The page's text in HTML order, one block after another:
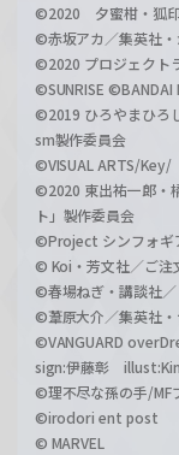
©2020 夕蜜柑・狐印
©赤坂アカ／集英社
©2020 プロジェクト
©SUNRISE
©2019 ひろやまひろ
sm製作委員会
©VISUAL ARTS/Key/
©2020 東出祐一郎・
ト」製作委員会
©Project シンフォギ
© Koi・芳文社／ご注
©春場ねぎ・講談社
©葦原大介／集英社
©VANGUARD
sign:伊藤彰
©理不尽な孫の手/MF
©irodori ent post
© MARVEL